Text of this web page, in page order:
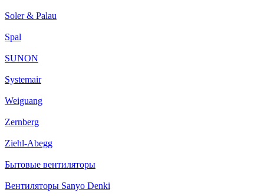
Soler & Palau
Spal
SUNON
Systemair
Weiguang
Zernberg
Ziehl-Abegg
Бытовые вентиляторы
Вентиляторы Sanyo Denki